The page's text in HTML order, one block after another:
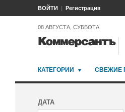
ВОЙТИ Регистрация
08 АВГУСТА, СУББОТА
КАТЕГОРИИ СВЕЖИЕ
ДАТА